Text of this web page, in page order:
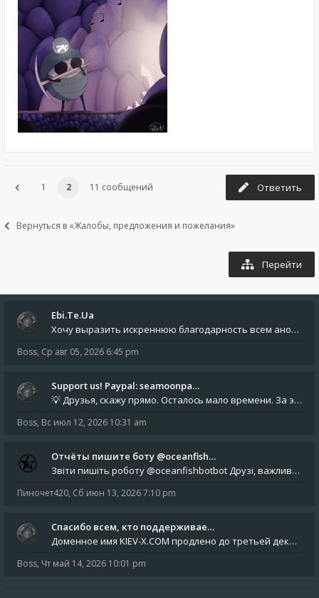
1 2 11 сообщений Ответить
Вернуться в «Жалобы, предложения и пожелания»
Перейти
Ebi.Te.Ua
Хочу выразить искреннюю благодарность всем анонимным пользователям, которые поддержали наше сообщество финансово. Благод
Boss, Ср авг 05, 2026 6:45 pm
Support us! Paypal: seamoonpa…
💡 Друзья, скажу прямо. Осталось мало времени. За это время нам нужно закрыть последние обязательные расходы: около 500
Boss, Вс июл 12, 2026 10:31 am
Отчёты пишите боту @oceanfish…
Звіти пишіть роботу @oceanfishbotbot Друзі, важливе повідомлення для учасників форума. Основне звернення опублікован
Пиночет420, Сб июн 13, 2026 7:10 pm
Спасибо всем, кто поддерживае…
Доменное имя KIEV-X.COM продлено до третьей декады августа 2027 года! Спасибо всем анонимным пользователям, которые по
Boss, Чт май 14, 2026 10:01 pm